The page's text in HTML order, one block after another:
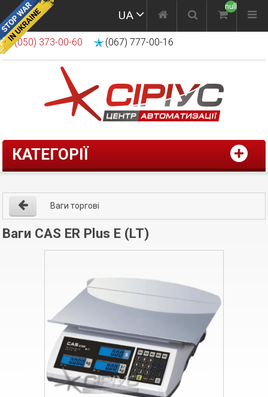
UA
null
(050) 373-00-60 (067) 777-00-16
КАТЕГОРІЇ
Ваги торгові
Ваги CAS ER Plus E (LT)